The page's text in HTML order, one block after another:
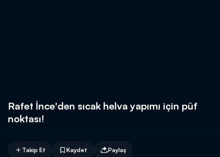
Rafet İnce'den sıcak helva yapımı için püf
noktası!
Takip Et Kaydet Paylaş